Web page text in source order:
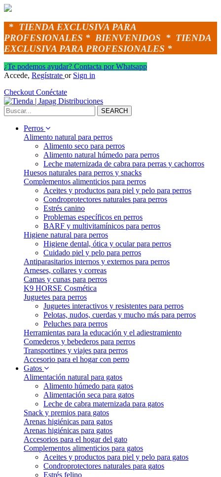
* TIENDA EXCLUSIVA PARA
PROFESIONALES * BIENVENIDOS * TIENDA
EXCLUSIVA PARA PROFESIONALES *
¿Te podemos ayudar? Contacta por Whatsapp
Accede, Regístrate or Sign in
Checkout Conéctate
SEARCH
Perros
Alimento natural para perros
Alimento seco para perros
Alimento natural húmedo para perros
Leche maternizada de cabra para perras y cachorros
Huesos naturales para perros y snacks
Complementos alimenticios para perros
Aceites y productos para piel y pelo para perros
Condroprotectores naturales para perros
Estrés canino
Problemas específicos en perros
BARF y multivitamínicos para perros
Higiene natural para perros
Higiene dental, ótica y ocular para perros
Cuidado piel y pelo para perros
Antiparasitarios internos y externos para perros
Arneses, collares y correas
Camas y cunas para perros
K9 HORSE Cosmética
Juguetes para perros
Juguetes interactivos y resistentes para perros
Pelotas, nudos, cuerdas y mucho más para perros
Peluches para perros
Herramientas para la educación y el adiestramiento
Comederos y bebederos para perros
Transportines y viajes para perros
Accesorio para el hogar con perro
Gatos
Alimentación natural para gatos
Alimento húmedo para gatos
Alimentación seca para gatos
Leche de cabra maternizada para gatos
Snack y premios para gatos
Arenas higiénicas para gatos
Arenas higiénicas para gatos
Accesorios para el hogar del gato
Complementos alimenticios para gatos
Aceites y productos para piel y pelo para gatos
Condroprotectores naturales para gatos
Estrés felino